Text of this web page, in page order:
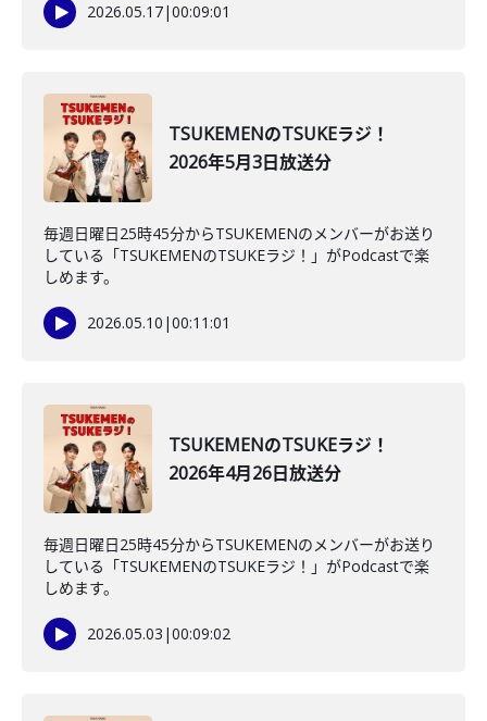
2026.05.17|00:09:01
TSUKEMENのTSUKEラジ！
2026年5月3日放送分
毎週日曜日25時45分からTSUKEMENのメンバーがお送り
している「TSUKEMENのTSUKEラジ！」がPodcastで楽
しめます。
2026.05.10 |00:11:01
TSUKEMENのTSUKEラジ！
2026年4月26日放送分
毎週日曜日25時45分からTSUKEMENのメンバーがお送り
している「TSUKEMENのTSUKEラジ！」がPodcastで楽
しめます。
2026.05.03 |00:09:02